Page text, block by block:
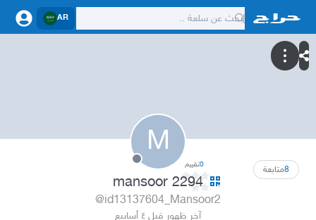
AR
M
8متابعة 0تقييم
mansoor 2294
@id13137604_Mansoor2
آخر ظهور قبل ٤ أسابيع